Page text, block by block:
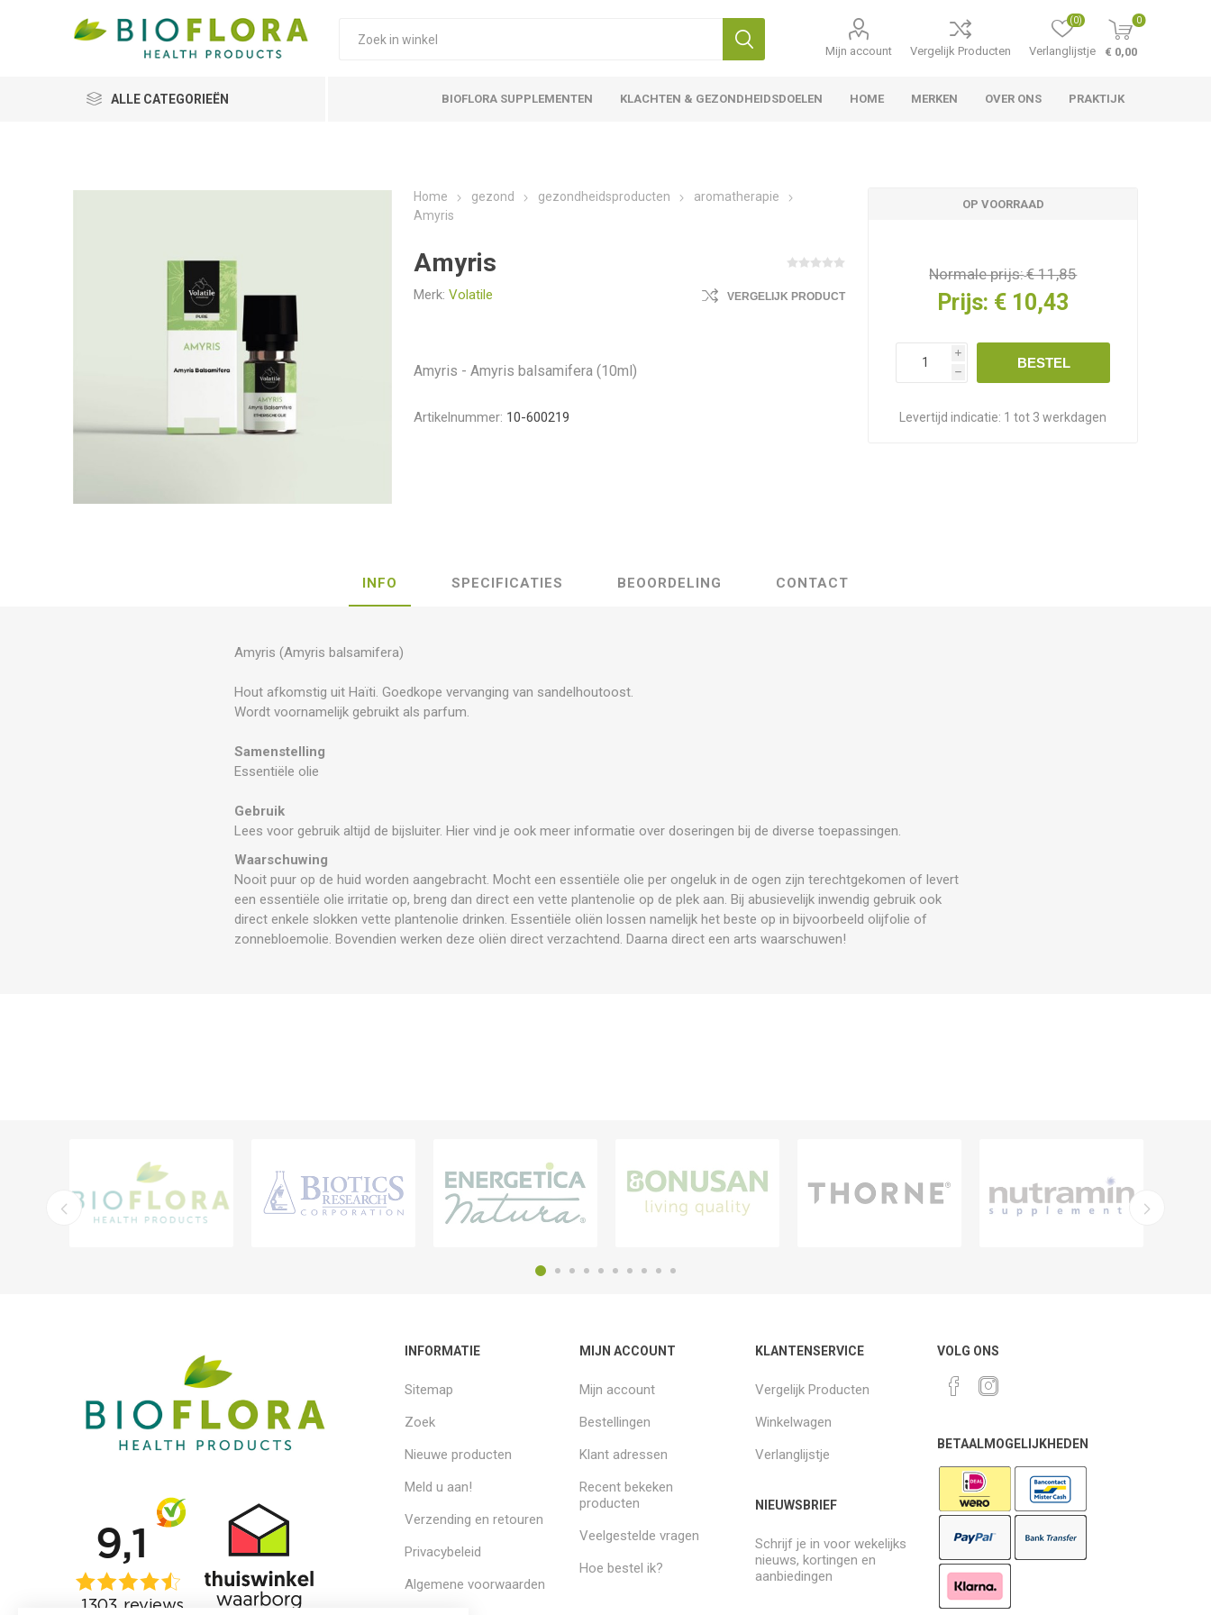
Mijn account Vergelijk Producten Verlanglijstje
(0) 0
€ 0,00
ALLE CATEGORIEËN BIOFLORA SUPPLEMENTEN KLACHTEN & GEZONDHEIDSDOELEN HOME MERKEN OVER ONS PRAKTIJK
Home gezond gezondheidsproducten
aromatherapie
Amyris
Amyris
Merk: Volatile VERGELIJK PRODUCT
Amyris - Amyris balsamifera (10ml)
Artikelnummer: 10-600219
OP VOORRAAD
Normale prijs:€ 11,85
Prijs: € 10,43
i
h
BESTEL
Levertijd indicatie: 1 tot 3 werkdagen
INFO SPECIFICATIES BEOORDELING CONTACT
Amyris (Amyris balsamifera)
Hout afkomstig uit Haïti. Goedkope vervanging van sandelhoutoost.
Wordt voornamelijk gebruikt als parfum.
Samenstelling
Essentiële olie
Gebruik
Lees voor gebruik altijd de bijsluiter. Hier vind je ook meer informatie over doseringen bij de diverse toepassingen.
Waarschuwing
Nooit puur op de huid worden aangebracht. Mocht een essentiële olie per ongeluk in de ogen zijn terechtgekomen of levert
een essentiële olie irritatie op, breng dan direct een vette plantenolie op de plek aan. Bij abusievelijk inwendig gebruik ook
direct enkele slokken vette plantenolie drinken. Essentiële oliën lossen namelijk het beste op in bijvoorbeeld olijfolie of
zonnebloemolie. Bovendien werken deze oliën direct verzachtend. Daarna direct een arts waarschuwen!
INFORMATIE
Sitemap
Zoek
Nieuwe producten
Meld u aan!
Verzending en retouren
Privacybeleid
Algemene voorwaarden
MIJN ACCOUNT
Mijn account
Bestellingen
Klant adressen
Recent bekeken
producten
Veelgestelde vragen
Hoe bestel ik?
KLANTENSERVICE
Vergelijk Producten
Winkelwagen
Verlanglijstje
NIEUWSBRIEF
Schrijf je in voor wekelijks
nieuws, kortingen en
aanbiedingen
VOLG ONS
BETAALMOGELIJKHEDEN